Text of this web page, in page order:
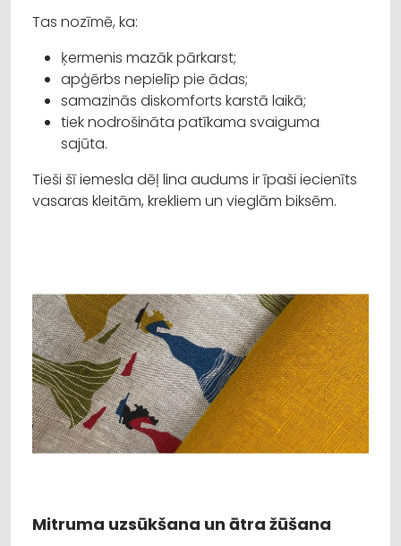
Tas nozīmē, ka:
ķermenis mazāk pārkarst;
apģērbs nepielīp pie ādas;
samazinās diskomforts karstā laikā;
tiek nodrošināta patīkama svaiguma
sajūta.
Tieši šī iemesla dēļ lina audums ir īpaši iecienīts
vasaras kleitām, krekliem un vieglām biksēm.
Mitruma uzsūkšana un ātra žūšana